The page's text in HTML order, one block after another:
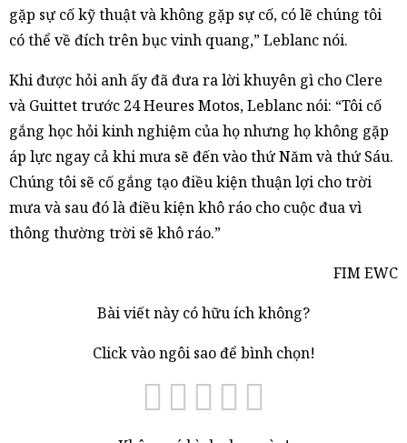
gặp sự cố kỹ thuật và không gặp sự cố, có lẽ chúng tôi
có thể về đích trên bục vinh quang,” Leblanc nói.
Khi được hỏi anh ấy đã đưa ra lời khuyên gì cho Clere
và Guittet trước 24 Heures Motos, Leblanc nói: “Tôi cố
gắng học hỏi kinh nghiệm của họ nhưng họ không gặp
áp lực ngay cả khi mưa sẽ đến vào thứ Năm và thứ Sáu.
Chúng tôi sẽ cố gắng tạo điều kiện thuận lợi cho trời
mưa và sau đó là điều kiện khô ráo cho cuộc đua vì
thông thường trời sẽ khô ráo.”
FIM EWC
Bài viết này có hữu ích không?
Click vào ngôi sao để bình chọn!